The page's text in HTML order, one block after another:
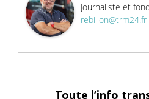
Journaliste et
rebillon@trm24.fr
Toute l’info